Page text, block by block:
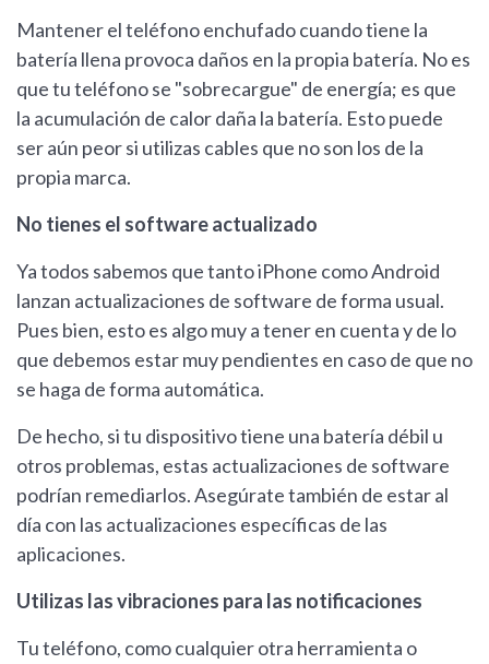
Mantener el teléfono enchufado cuando tiene la
batería llena provoca daños en la propia batería. No es
que tu teléfono se "sobrecargue" de energía; es que
la acumulación de calor daña la batería. Esto puede
ser aún peor si utilizas cables que no son los de la
propia marca.
No tienes el software actualizado
Ya todos sabemos que tanto iPhone como Android
lanzan actualizaciones de software de forma usual.
Pues bien, esto es algo muy a tener en cuenta y de lo
que debemos estar muy pendientes en caso de que no
se haga de forma automática.
De hecho, si tu dispositivo tiene una batería débil u
otros problemas, estas actualizaciones de software
podrían remediarlos. Asegúrate también de estar al
día con las actualizaciones específicas de las
aplicaciones.
Utilizas las vibraciones para las notificaciones
Tu teléfono, como cualquier otra herramienta o